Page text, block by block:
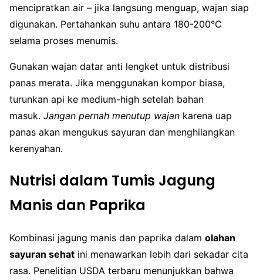
mencipratkan air – jika langsung menguap, wajan siap
digunakan. Pertahankan suhu antara 180-200°C
selama proses menumis.
Gunakan wajan datar anti lengket untuk distribusi
panas merata. Jika menggunakan kompor biasa,
turunkan api ke medium-high setelah bahan
masuk. Jangan pernah menutup wajan karena uap
panas akan mengukus sayuran dan menghilangkan
kerenyahan.
Nutrisi dalam Tumis Jagung
Manis dan Paprika
Kombinasi jagung manis dan paprika dalam olahan
sayuran sehat ini menawarkan lebih dari sekadar cita
rasa. Penelitian USDA terbaru menunjukkan bahwa